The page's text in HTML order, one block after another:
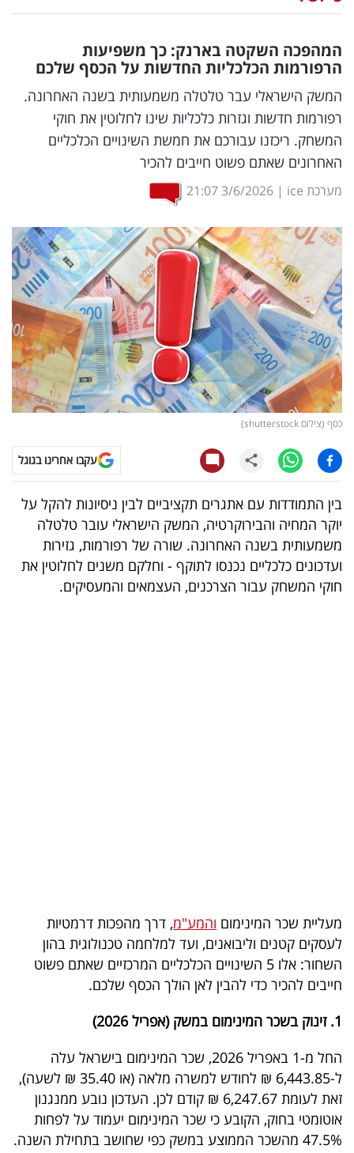
דיגיטל
וטק
שיווק
ופרסום
משפט
מדדים
ומחקרים
דעות
רכילות
עסקית
קריפטו
ויראלי
טלוויזיה
עסקי
ספורט
קריירה
ולימודים
המילון
הכלכלי
פודקאסט
40
UNDER
40
שיתופי
המהפכה השקטה בארנק: כך משפיעות
הרפורמות הכלכליות החדשות על הכסף שלכם
המשק הישראלי עבר טלטלה משמעותית בשנה האחרונה.
רפורמות חדשות וגזרות כלכליות שינו לחלוטין את חוקי
המשחק. ריכזנו עבורכם את חמשת השינויים הכלכליים
האחרונים שאתם פשוט חייבים להכיר
מערכת ice |
3/6/2026
21:07
כסף (צילום shutterstock)
עקבו אחרינו בגוגל
בין התמודדות עם אתגרים תקציביים לבין ניסיונות להקל על
יוקר המחיה והבירוקרטיה, המשק הישראלי עובר טלטלה
משמעותית בשנה האחרונה. שורה של רפורמות, גזירות
ועדכונים כלכליים נכנסו לתוקף - וחלקם משנים לחלוטין את
חוקי המשחק עבור הצרכנים, העצמאים והמעסיקים.
מעליית שכר המינימום והמע"מ, דרך מהפכות דרמטיות
לעסקים קטנים וליבואנים, ועד למלחמה טכנולוגית בהון
השחור: אלו 5 השינויים הכלכליים המרכזיים שאתם פשוט
חייבים להכיר כדי להבין לאן הולך הכסף שלכם.
1. זינוק בשכר המינימום במשק (אפריל 2026)
החל מ-1 באפריל 2026, שכר המינימום בישראל עלה
ל-6,443.85 ₪ לחודש למשרה מלאה (או 35.40 ₪ לשעה),
זאת לעומת 6,247.67 ₪ קודם לכן. העדכון נובע ממנגנון
אוטומטי בחוק, הקובע כי שכר המינימום יעמוד על לפחות
47.5% מהשכר הממוצע במשק כפי שחושב בתחילת השנה.